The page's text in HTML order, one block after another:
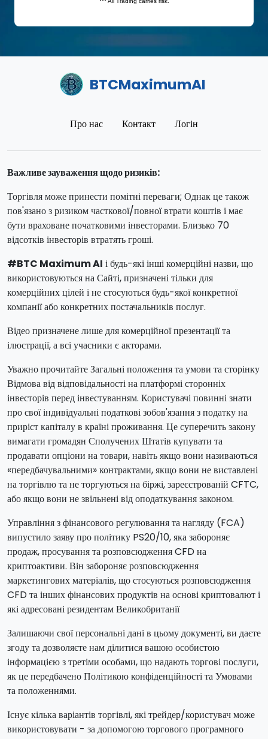
BTCMaximumAI
Про нас Контакт Логін
Важливе зауваження щодо ризиків:
Торгівля може принести помітні переваги; Однак це також
пов'язано з ризиком часткової/повної втрати коштів і має
бути враховане початковими інвесторами. Близько 70
відсотків інвесторів втратять гроші.
#BTC Maximum AI і будь-які інші комерційні назви, що
використовуються на Сайті, призначені тільки для
комерційних цілей і не стосуються будь-якої конкретної
компанії або конкретних постачальників послуг.
Відео призначене лише для комерційної презентації та
ілюстрації, а всі учасники є акторами.
Уважно прочитайте Загальні положення та умови та сторінку
Відмова від відповідальності на платформі сторонніх
інвесторів перед інвестуванням. Користувачі повинні знати
про свої індивідуальні податкові зобов'язання з податку на
приріст капіталу в країні проживання. Це суперечить закону
вимагати громадян Сполучених Штатів купувати та
продавати опціони на товари, навіть якщо вони називаються
«передбачувальними» контрактами, якщо вони не виставлені
на торгівлю та не торгуються на біржі, зареєстрованій CFTC,
або якщо вони не звільнені від оподаткування законом.
Управління з фінансового регулювання та нагляду (FCA)
випустило заяву про політику PS20/10, яка забороняє
продаж, просування та розповсюдження CFD на
криптоактиви. Він забороняє розповсюдження
маркетингових матеріалів, що стосуються розповсюдження
CFD та інших фінансових продуктів на основі криптовалют і
які адресовані резидентам Великобританії
Залишаючи свої персональні дані в цьому документі, ви даєте
згоду та дозволяєте нам ділитися вашою особистою
інформацією з третіми особами, що надають торгові послуги,
як це передбачено Політикою конфіденційності та Умовами
та положеннями.
Існує кілька варіантів торгівлі, які трейдер/користувач може
використовувати - за допомогою торгового програмного